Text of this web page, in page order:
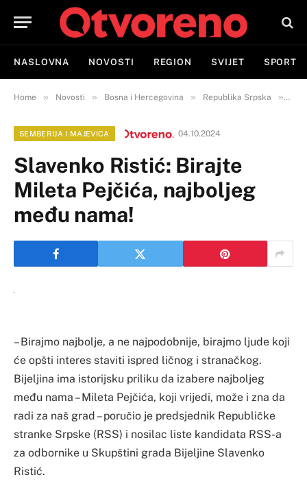
NASLOVNA NOVOSTI REGION SVIJET SPORT
Home » Novosti » Bosna i Hercegovina » Republika Srpska »
SEMBERIJA I MAJEVICA 04.10.2024
Slavenko Ristić: Birajte
Mileta Pejčića, najboljeg
među nama!
– Birajmo najbolje, a ne najpodobnije, birajmo ljude koji
će opšti interes staviti ispred ličnog i stranačkog.
Bijeljina ima istorijsku priliku da izabere najboljeg
među nama – Mileta Pejčića, koji vrijedi, može i zna da
radi za naš grad – poručio je predsjednik Republičke
stranke Srpske (RSS) i nosilac liste kandidata RSS-a
za odbornike u Skupštini grada Bijeljine Slavenko
Ristić.